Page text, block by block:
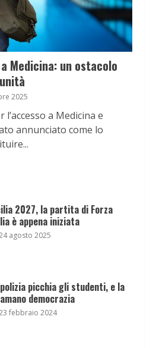
Medicina: un ostacolo
2025
a Medicina e
annunciato come lo
2027, la partita di Forza
è appena iniziata
agosto 2025
picchia gli studenti, e la
democrazia
febbraio 2024